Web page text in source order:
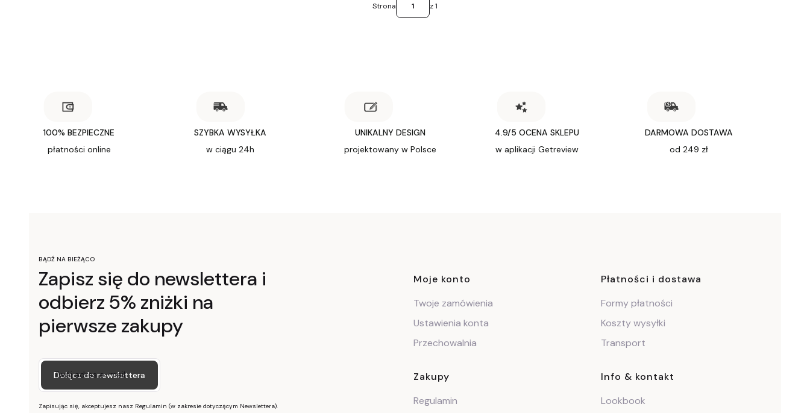
Strona z 1
100% BEZPIECZNE
płatności online
SZYBKA WYSYŁKA
w ciągu 24h
UNIKALNY DESIGN
projektowany w Polsce
4.9/5 OCENA SKLEPU
w aplikacji Getreview
DARMOWA DOSTAWA
od 249 zł
BĄDŹ NA BIEŻĄCO
Zapisz się do newslettera i
odbierz 5% zniżki na
pierwsze zakupy
Twój adres e-mail
Dołącz do newslettera
Zapisując się, akceptujesz nasz Regulamin (w zakresie dotyczącym Newslettera).
Linki w stopce
Moje konto
Twoje zamówienia
Ustawienia konta
Przechowalnia
Płatności i dostawa
Formy płatności
Koszty wysyłki
Transport
Zakupy
Regulamin
Info & kontakt
Lookbook